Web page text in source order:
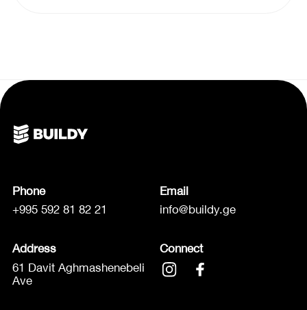
Phone
+995 592 81 82 21
Email
info@buildy.ge
Address
61 Davit Aghmashenebeli
Ave
Connect